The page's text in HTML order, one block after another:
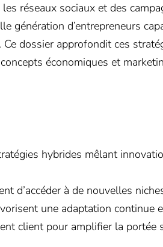
réseaux sociaux et des
génération d’entrepreneurs
dossier approfondit ces
économiques et
hybrides mêlant
d’accéder à de nouvelles
une adaptation continue
client pour amplifier la portée